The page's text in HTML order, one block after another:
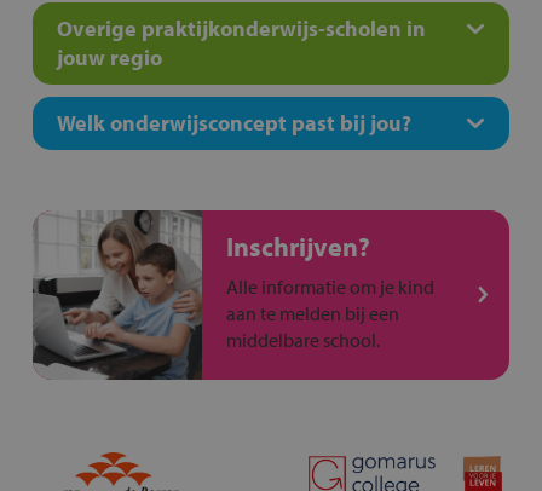
Overige praktijkonderwijs-scholen in
jouw regio
Welk onderwijsconcept past bij jou?
Inschrijven?
Alle informatie om je kind
aan te melden bij een
middelbare school.